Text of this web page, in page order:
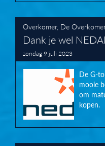
Overkomer, De
Dank je wel
zondag 9 juli 2023
De G-
mooie
om
kopen.